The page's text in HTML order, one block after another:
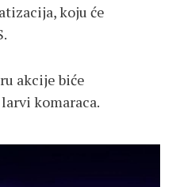
koju će
.
akcije biće
komaraca.